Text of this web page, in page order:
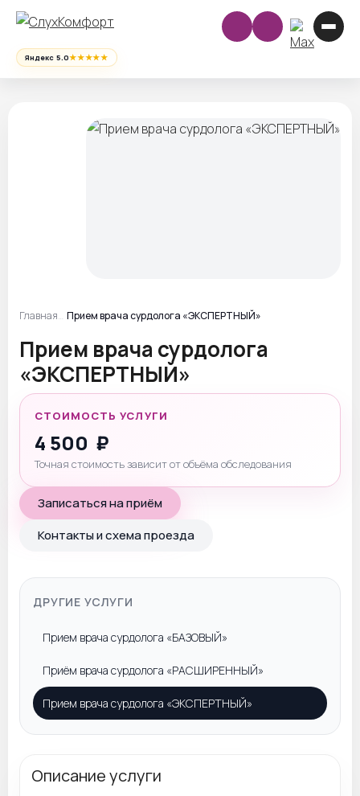
Яндекс 5.0★★★★★
Главная Прием врача сурдолога «ЭКСПЕРТНЫЙ»
Прием врача сурдолога
«ЭКСПЕРТНЫЙ»
СТОИМОСТЬ УСЛУГИ
4 500 ₽
Точная стоимость зависит от объёма обследования
Записаться на приём
Контакты и схема проезда
ДРУГИЕ УСЛУГИ
Прием врача сурдолога «БАЗОВЫЙ»
Приём врача сурдолога «РАСШИРЕННЫЙ»
Прием врача сурдолога «ЭКСПЕРТНЫЙ»
Описание услуги